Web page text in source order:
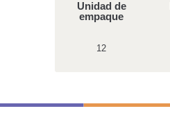
Unidad de
empaque
12